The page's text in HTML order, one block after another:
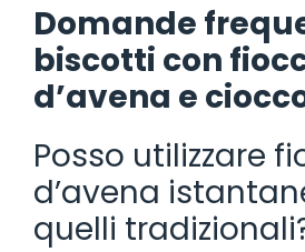
Domande
biscotti con
d’avena e
Posso utilizzare
d’avena
quelli